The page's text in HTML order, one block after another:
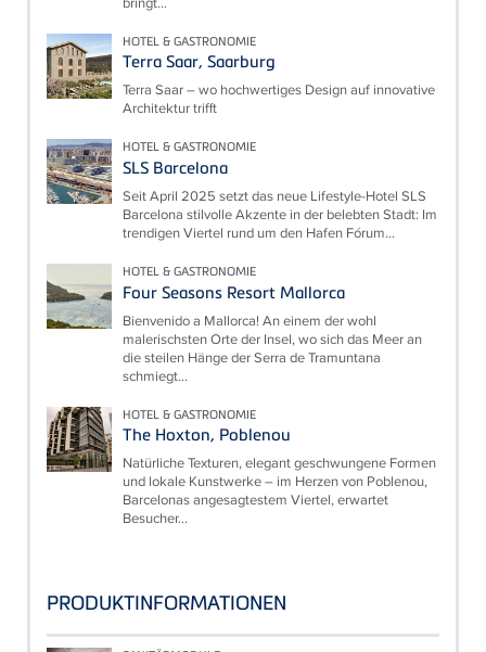
HOTEL & GASTRONOMIE
Terra Saar, Saarburg
Terra Saar – wo hochwertiges Design auf innovative
Architektur trifft
HOTEL & GASTRONOMIE
SLS Barcelona
Seit April 2025 setzt das neue Lifestyle-Hotel SLS
Barcelona stilvolle Akzente in der belebten Stadt: Im
trendigen Viertel rund um den Hafen Fórum...
HOTEL & GASTRONOMIE
Four Seasons Resort Mallorca
Bienvenido a Mallorca! An einem der wohl
malerischsten Orte der Insel, wo sich das Meer an
die steilen Hänge der Serra de Tramuntana
schmiegt...
HOTEL & GASTRONOMIE
The Hoxton, Poblenou
Natürliche Texturen, elegant geschwungene Formen
und lokale Kunstwerke – im Herzen von Poblenou,
Barcelonas angesagtestem Viertel, erwartet
Besucher...
PRODUKTINFORMATIONEN